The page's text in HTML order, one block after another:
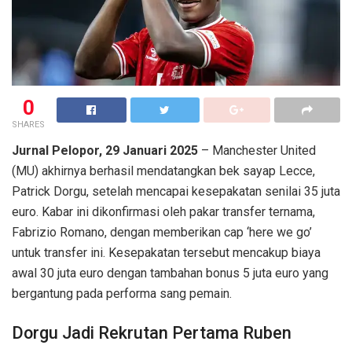
0
SHARES
Jurnal Pelopor, 29 Januari 2025 – Manchester United
(MU) akhirnya berhasil mendatangkan bek sayap Lecce,
Patrick Dorgu, setelah mencapai kesepakatan senilai 35 juta
euro. Kabar ini dikonfirmasi oleh pakar transfer ternama,
Fabrizio Romano, dengan memberikan cap ‘here we go’
untuk transfer ini. Kesepakatan tersebut mencakup biaya
awal 30 juta euro dengan tambahan bonus 5 juta euro yang
bergantung pada performa sang pemain.
Dorgu Jadi Rekrutan Pertama Ruben